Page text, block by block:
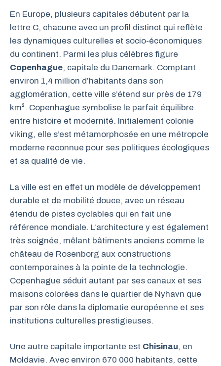
En Europe, plusieurs capitales débutent par la
lettre C, chacune avec un profil distinct qui reflète
les dynamiques culturelles et socio-économiques
du continent. Parmi les plus célèbres figure
Copenhague, capitale du Danemark. Comptant
environ 1,4 million d’habitants dans son
agglomération, cette ville s’étend sur près de 179
km². Copenhague symbolise le parfait équilibre
entre histoire et modernité. Initialement colonie
viking, elle s’est métamorphosée en une métropole
moderne reconnue pour ses politiques écologiques
et sa qualité de vie.
La ville est en effet un modèle de développement
durable et de mobilité douce, avec un réseau
étendu de pistes cyclables qui en fait une
référence mondiale. L’architecture y est également
très soignée, mêlant bâtiments anciens comme le
château de Rosenborg aux constructions
contemporaines à la pointe de la technologie.
Copenhague séduit autant par ses canaux et ses
maisons colorées dans le quartier de Nyhavn que
par son rôle dans la diplomatie européenne et ses
institutions culturelles prestigieuses.
Une autre capitale importante est Chisinau, en
Moldavie. Avec environ 670 000 habitants, cette